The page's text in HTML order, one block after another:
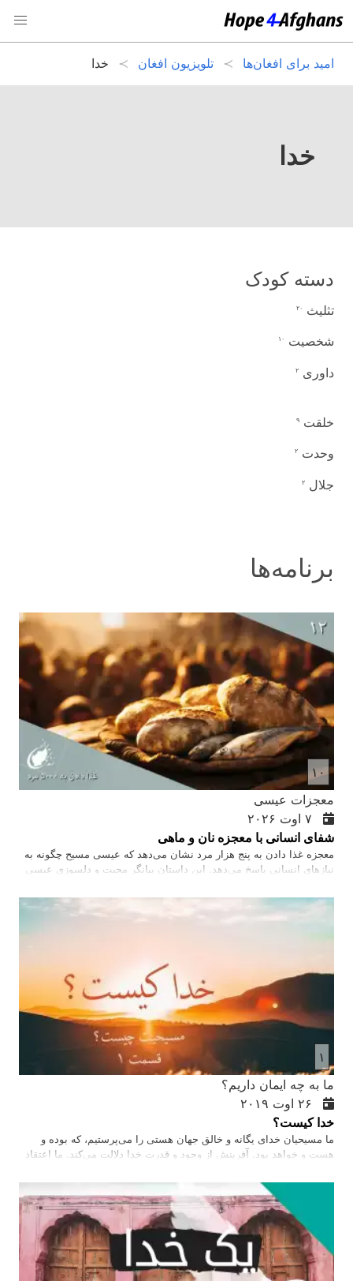
امید برای افغان‌ها تلویزیون افغان خدا
خدا
دسته کودک
تثلیث ۲۰
شخصیت ۱۰
داوری ۲
خلقت ۹
وحدت ۲
جلال ۲
برنامه‌ها
۱۰
معجزات عیسی
شفای انسانی با معجزه نان و ماهی
معجزه غذا دادن به پنج هزار مرد نشان می‌دهد که عیسی مسیح چگونه به
نیازهای انسانی پاسخ می‌دهد. این داستان بیانگر محبت و دلسوزی عیسی
۱
ما به چه ايمان داريم؟
خدا کیست؟
ما مسیحیان خدای یگانه و خالق جهان هستی را می‌پرستیم، که بوده و
هست و خواهد بود. آفرینش از وجود و قدرت خدا دلالت می‌کند. ما اعتقاد
همه چیز را می‌بیند و همه چیز را می‌شنود. در زمان‌های قدیم، كسانى كه
به خداى يكتا باور نداشتند خدایان زیادی داشتند که با خود می‌جنگیدند. ولى
ما پیروان مسیح اعتقاد داریم که خدا مقدس و بدون گناه است. خدا انسان
را مافوق مخلوقات خویش آفرید. ما آدمک برقی یا رُبات نیستیم، ما
می‌توانیم خود تصمیم بگیریم. مسیحیان معتقدند که خدا خوب، کامل و
مقدس است. خداوند تغییر ناپذیر است. خدا نامهای شگفت انگیز زيادى
دارد چون…